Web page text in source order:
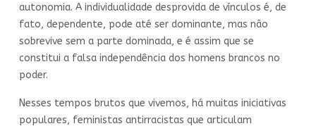
autonomia. A individualidade desprovida de vínculos é, de
fato, dependente, pode até ser dominante, mas não
sobrevive sem a parte dominada, e é assim que se
constitui a falsa independência dos homens brancos no
poder.
Nesses tempos brutos que vivemos, há muitas iniciativas
populares, feministas antirracistas que articulam